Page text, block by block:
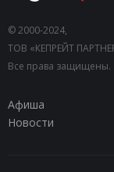
© 2000-2024,
ТОВ «КЕПРЕЙТ
Все права защищены.
Афиша
Новости